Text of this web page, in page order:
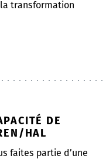
transformation
DE
HAL
faites partie d’une